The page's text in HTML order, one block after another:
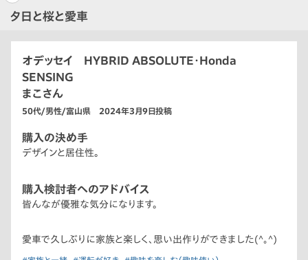
夕日と桜と愛車
オデッセイ HYBRID ABSOLUTE・Honda
SENSING
まこさん
50代/男性/富山県 2024年3月9日投稿
購入の決め手
デザインと居住性。
購入検討者へのアドバイス
皆んなが優雅な気分になります。
愛車で久しぶりに家族と楽しく、思い出作りができました(^｡^)